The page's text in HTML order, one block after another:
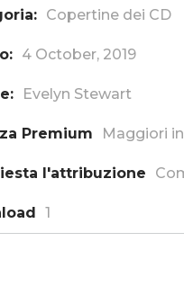
Copertine dei CD
4 October, 2019
Evelyn Stewart
Premium Maggiori
l'attribuzione
1